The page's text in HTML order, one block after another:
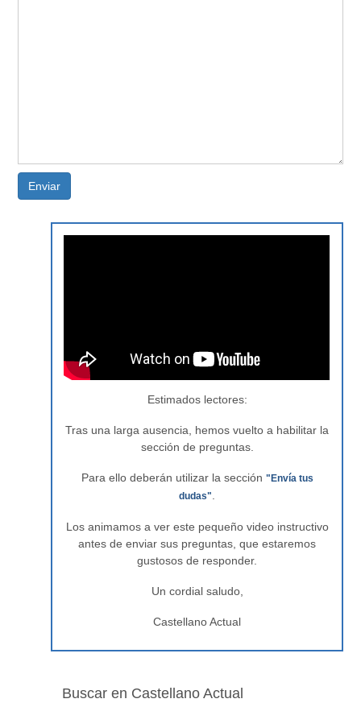
Enviar
Estimados lectores:
Tras una larga ausencia, hemos vuelto a habilitar la
sección de preguntas.
Para ello deberán utilizar la sección "Envía tus
dudas".
Los animamos a ver este pequeño video instructivo
antes de enviar sus preguntas, que estaremos
gustosos de responder.
Un cordial saludo,
Castellano Actual
Buscar en Castellano Actual